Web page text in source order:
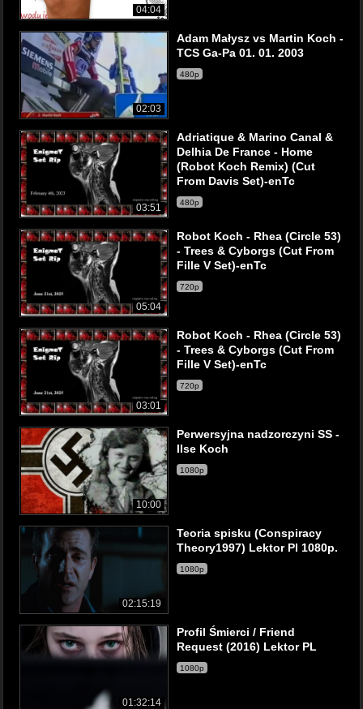
04:04
02:03
Adam Małysz vs Martin Koch -
TCS Ga-Pa 01. 01. 2003
480p
03:51
Adriatique & Marino Canal &
Delhia De France - Home
(Robot Koch Remix) (Cut
From Davis Set)-enTc
480p
05:04
Robot Koch - Rhea (Circle 53)
- Trees & Cyborgs (Cut From
Fille V Set)-enTc
720p
03:01
Robot Koch - Rhea (Circle 53)
- Trees & Cyborgs (Cut From
Fille V Set)-enTc
720p
10:00
Perwersyjna nadzorczyni SS -
Ilse Koch
1080p
02:15:19
Teoria spisku (Conspiracy
Theory1997) Lektor Pl 1080p.
1080p
01:32:14
Profil Śmierci / Friend
Request (2016) Lektor PL
1080p